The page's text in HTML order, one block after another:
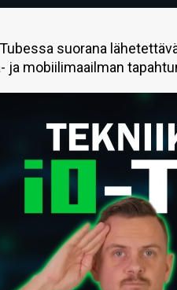
suorana
ja mobiilimaailman